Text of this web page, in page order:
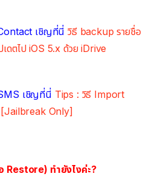
เชิญที่นี่ วิธี backup รายชื่อ
ตไป iOS 5.x ด้วย iDrive
เชิญที่นี่ Tips : วิธี Import
[Jailbreak Only]
Restore) ทำยังไงค่ะ?